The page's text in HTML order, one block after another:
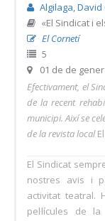
Algilaga, David
«El Sindicat i
El Cornetí
5
01 de de
Efectivament, el
de la recent
municipi. Així se
de la revista local
El Sindicat
nostres avis i
activitat teatral.
pel·lícules de